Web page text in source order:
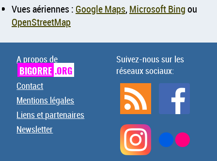
Vues aériennes : Google Maps,Microsoft Bingou
OpenStreetMap
A propos de
BIGORRE .ORG
Contact
Mentions légales
Liens et partenaires
Newsletter
Suivez-nous sur les
réseaux sociaux: